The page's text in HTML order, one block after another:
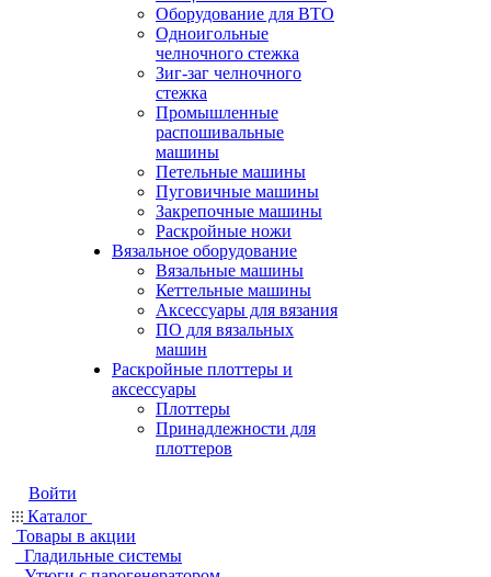
Оборудование для ВТО
Одноигольные
челночного стежка
Зиг-заг челночного
стежка
Промышленные
распошивальные
машины
Петельные машины
Пуговичные машины
Закрепочные машины
Раскройные ножи
Вязальное оборудование
Вязальные машины
Кеттельные машины
Аксессуары для вязания
ПО для вязальных
машин
Раскройные плоттеры и
аксессуары
Плоттеры
Принадлежности для
плоттеров
Войти
Каталог
Товары в акции
Гладильные системы